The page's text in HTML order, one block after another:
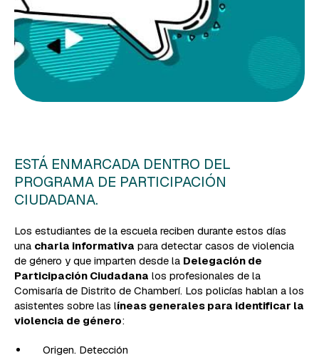
ESTÁ ENMARCADA DENTRO DEL
PROGRAMA DE PARTICIPACIÓN
CIUDADANA.
Los estudiantes de la escuela reciben durante estos días
una charla informativa para detectar casos de violencia
de género y que imparten desde la Delegación de
Participación Ciudadana los profesionales de la
Comisaría de Distrito de Chamberí. Los policías hablan a los
asistentes sobre las líneas generales para identificar la
violencia de género:
Origen. Detección